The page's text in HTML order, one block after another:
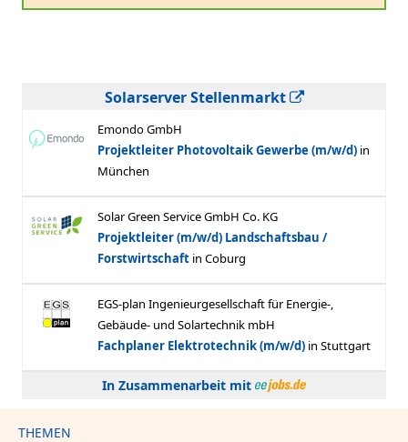
Solarserver Stellenmarkt
In Zusammenarbeit mit
THEMEN